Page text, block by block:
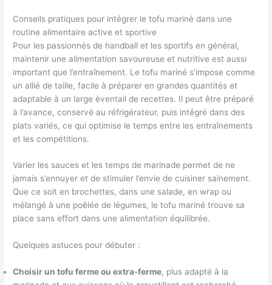
Conseils pratiques pour intégrer le tofu mariné dans une
routine alimentaire active et sportive
Pour les passionnés de handball et les sportifs en général,
maintenir une alimentation savoureuse et nutritive est aussi
important que l’entraînement. Le tofu mariné s’impose comme
un allié de taille, facile à préparer en grandes quantités et
adaptable à un large éventail de recettes. Il peut être préparé
à l’avance, conservé au réfrigérateur, puis intégré dans des
plats variés, ce qui optimise le temps entre les entraînements
et les compétitions.
Varier les sauces et les temps de marinade permet de ne
jamais s’ennuyer et de stimuler l’envie de cuisiner sainement.
Que ce soit en brochettes, dans une salade, en wrap ou
mélangé à une poêlée de légumes, le tofu mariné trouve sa
place sans effort dans une alimentation équilibrée.
Quelques astuces pour débuter :
Choisir un tofu ferme ou extra-ferme, plus adapté à la